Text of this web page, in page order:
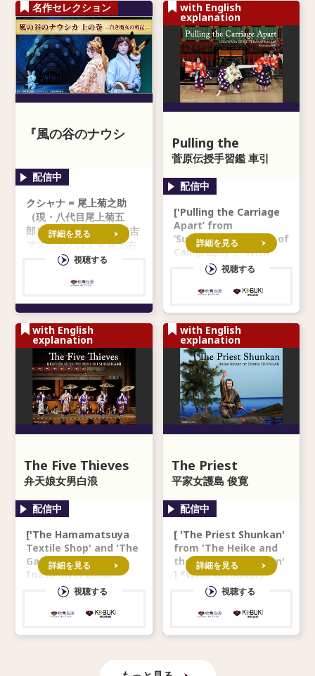
名作セレクション
『風の谷のナウシ
魔女の戦記―」
クシャナ = 尾上菊之助
（現・八代目尾上菊五
郎） ナウシカ = 中村米吉
アスベル／口上 = 尾上右
近 ケチャ = 中村莟玉 幼
（現・尾上菊之助） 幼き
ナウシカ =
詳細を見る
視聴する
with English
explanation
Pulling the
Carriage Apart
菅原伝授手習鑑 車引
['Pulling the Carriage
Apart’ from
‘Sugawara’s Secrets of
Calligraphy'] *With
secondary audio in En
詳細を見る
視聴する
with English
explanation
The Five Thieves
弁天娘女男白浪
['The Hamamatsuya
Textile Shop' and 'The
Gathering along the
Inase River Bank'
from 'The Five Thieve
詳細を見る
視聴する
with English
explanation
The Priest
Shunkan
平家女護島 俊寛
[ 'The Priest Shunkan'
from 'The Heike and
the Island of Women'
] *With secondary
audio in English
詳細を見る
視聴する